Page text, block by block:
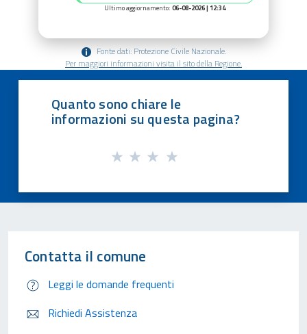
Ultimo aggiornamento: 06-08-2026 | 12:34
Fonte dati: Protezione Civile Nazionale.
Per maggiori informazioni visita il sito della Regione.
Quanto sono chiare le
informazioni su questa pagina?
Contatta il comune
Leggi le domande frequenti
Richiedi Assistenza